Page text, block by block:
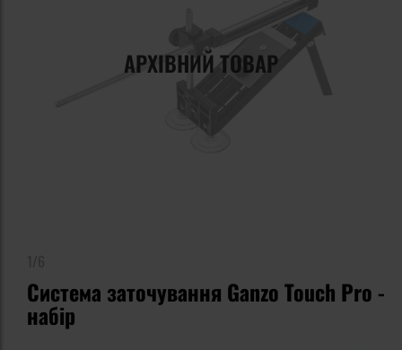
АРХІВНИЙ ТОВАР
Система заточування Ganzo Touch Pro -
набір